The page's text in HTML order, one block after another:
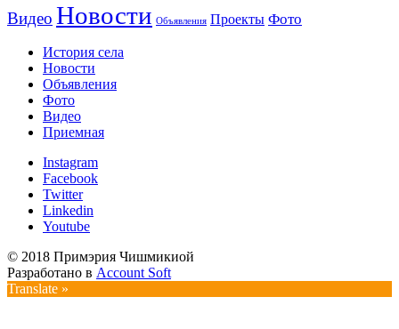
Видео Новости Объявления Проекты Фото
История села
Новости
Объявления
Фото
Видео
Приемная
Instagram
Facebook
Twitter
Linkedin
Youtube
© 2018 Примэрия Чишмикиой
Разработано в Account Soft
Translate »